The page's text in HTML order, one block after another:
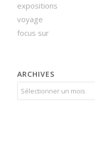
expositions
voyage
focus sur
ARCHIVES